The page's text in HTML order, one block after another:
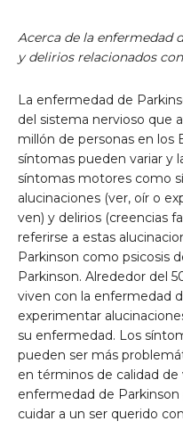
Acerca de la enfermedad
y delirios relacionados
La enfermedad de
del sistema nervioso que
millón de personas en los
síntomas pueden variar y
síntomas motores como
alucinaciones (ver, oír o
ven) y delirios (creencias
referirse a estas
Parkinson como psicosis
Parkinson. Alrededor del
viven con la enfermedad
experimentar
su enfermedad. Los
pueden ser más
en términos de calidad de
enfermedad de
cuidar a un ser querido